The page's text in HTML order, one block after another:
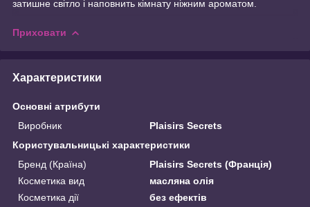
затишне світло і наповнить кімнату ніжним ароматом.
Приховати
Характеристики
Основні атрибути
Виробник
Plaisirs Secrets
Користувальницькі характеристики
Бренд (Країна)
Plaisirs Secrets (Франція)
Косметика вид
масляна олія
Косметика дії
без ефектів